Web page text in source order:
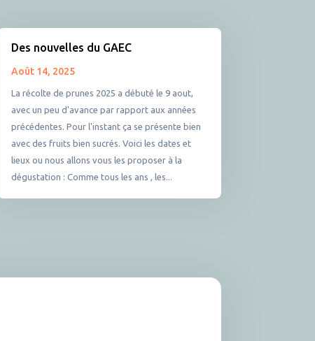
Des nouvelles du GAEC
Août 14, 2025
La récolte de prunes 2025 a débuté le 9 aout,
avec un peu d'avance par rapport aux années
précédentes. Pour l'instant ça se présente bien
avec des fruits bien sucrés. Voici les dates et
lieux ou nous allons vous les proposer à la
dégustation : Comme tous les ans , les...